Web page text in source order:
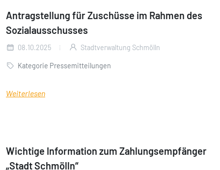
Antragstellung für Zuschüsse im Rahmen des
Sozialausschusses
08.10.2025 Stadtverwaltung Schmölln
Kategorie Pressemitteilungen
Weiterlesen
Wichtige Information zum Zahlungsempfänger
„Stadt Schmölln“